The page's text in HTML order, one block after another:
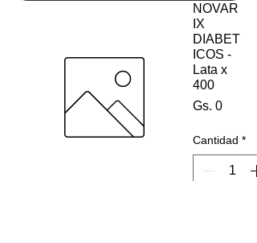
NOVAR
IX
DIABET
ICOS -
Lata x
400
Gs. 0Precio
Cantidad *